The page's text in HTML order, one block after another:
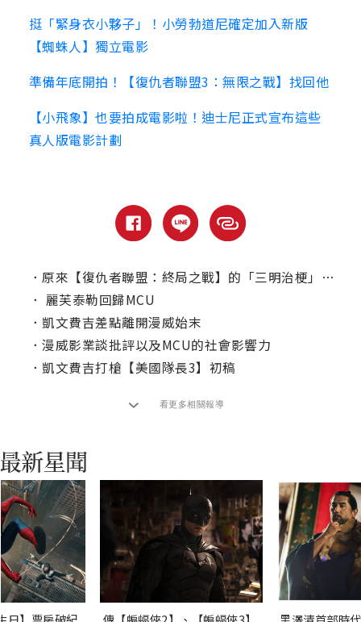
挺「緊身衣小夥子」！小勞勃道尼確定加入新版
【蜘蛛人】獨立電影
準備年底開拍！【復仇者聯盟3：無限之戰】找回他
【小飛象】也要拍成電影啦！迪士尼正式宣布這些
真人版電影計劃
． 原來【復仇者聯盟：終局之戰】的「三明治梗」是這樣來的？
． 麗芙泰勒回歸MCU
． 凱文費吉差點離開漫威始末
． 漫威影業談批評以及MCU的社會影響力
． 凱文費吉打槍【美國隊長3】初稿
看更多相關報導